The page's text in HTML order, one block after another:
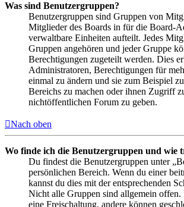
Was sind Benutzergruppen?
Benutzergruppen sind Gruppen von
Mitglieder des Boards in für die Board-
verwaltbare Einheiten aufteilt. Jedes
Gruppen angehören und jeder Gruppe
Berechtigungen zugeteilt werden. Dies
Administratoren, Berechtigungen für
einmal zu ändern und sie zum Beispiel
Bereichs zu machen oder ihnen Zugriff
nichtöffentlichen Forum zu geben.
Nach oben
Wo finde ich die Benutzergruppen und wie
Du findest die Benutzergruppen unter
persönlichen Bereich. Wenn du einer
kannst du dies mit der entsprechenden
Nicht alle Gruppen sind allgemein offen.
eine Freischaltung, andere können